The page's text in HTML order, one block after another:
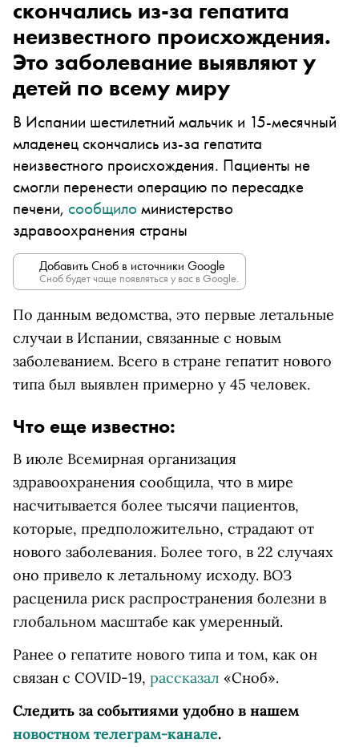
скончались из-за гепатита
неизвестного происхождения.
Это заболевание выявляют у
детей по всему миру
В Испании шестилетний мальчик и 15-месячный
младенец скончались из-за гепатита
неизвестного происхождения. Пациенты не
смогли перенести операцию по пересадке
печени, сообщиломинистерство
здравоохранения страны
Добавить Сноб в источники Google
Сноб будет чаще появляться у вас в Google.
По данным ведомства, это первые летальные
случаи в Испании, связанные с новым
заболеванием. Всего в стране гепатит нового
типа был выявлен примерно у 45 человек.
Что еще известно:
В июле Всемирная организация
здравоохранения сообщила, что в мире
насчитывается более тысячи пациентов,
которые, предположительно, страдают от
нового заболевания. Более того, в 22 случаях
оно привело к летальному исходу. ВОЗ
расценила риск распространения болезни в
глобальном масштабе как умеренный.
Ранее о гепатите нового типа и том, как он
связан с COVID-19, рассказал «Сноб».
Следить за событиями удобно в нашем
новостном телеграм-канале.